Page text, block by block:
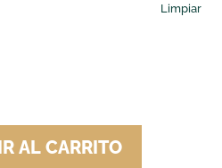
Limpiar
AL CARRITO